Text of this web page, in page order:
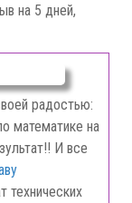
на 5 дней,
радостью:
математике на
И все
технических